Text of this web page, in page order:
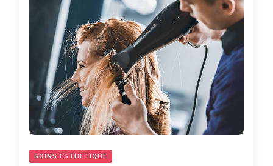
SOINS ESTHETIQUE